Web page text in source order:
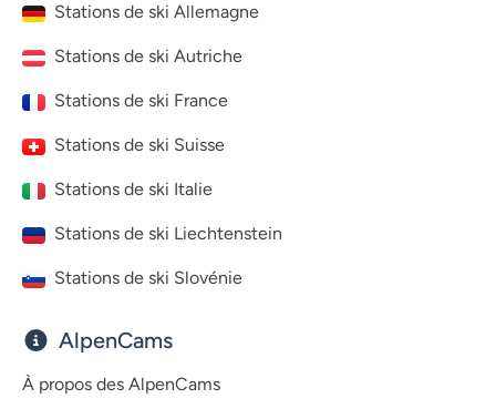
Stations de ski Allemagne
Stations de ski Autriche
Stations de ski France
Stations de ski Suisse
Stations de ski Italie
Stations de ski Liechtenstein
Stations de ski Slovénie
AlpenCams
À propos des AlpenCams